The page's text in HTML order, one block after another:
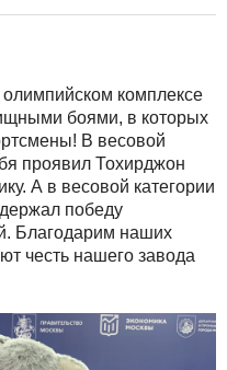
комплексе
боями, в которых
В весовой
проявил Тохирджон
А в весовой категории
победу
Благодарим наших
честь нашего завода